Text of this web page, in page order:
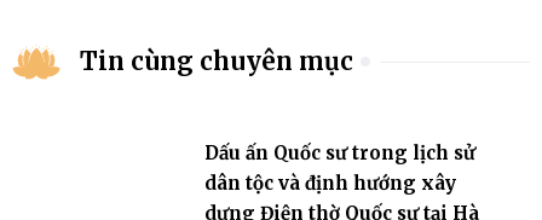
Tin cùng chuyên mục
Dấu ấn Quốc sư trong lịch sử
dân tộc và định hướng xây
dựng Điện thờ Quốc sư tại Hà